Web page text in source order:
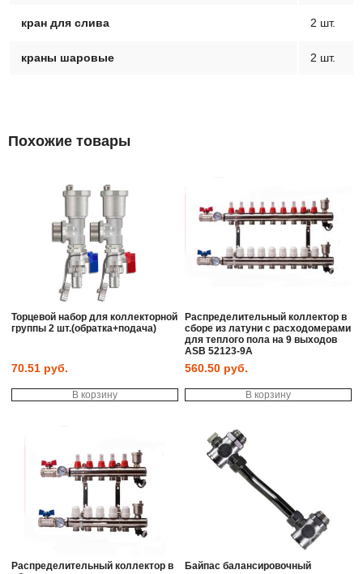
кран для слива 2 шт.
краны шаровые 2 шт.
Похожие товары
Торцевой набор для коллекторной
группы 2 шт.(обратка+подача)
70.51 руб.
В корзину
Распределительный коллектор в
сборе из латуни с расходомерами
для теплого пола на 9 выходов
ASB 52123-9A
560.50 руб.
В корзину
Распределительный коллектор в
Байпас балансировочный